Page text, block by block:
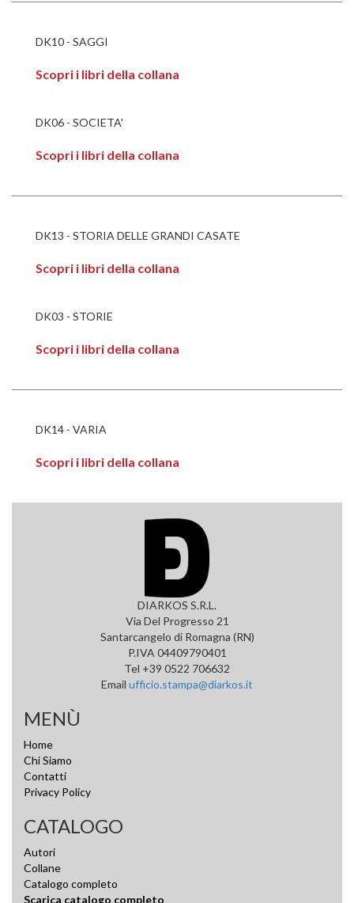
DK10 - SAGGI
Scopri i libri della collana
DK06 - SOCIETA'
Scopri i libri della collana
DK13 - STORIA DELLE GRANDI CASATE
Scopri i libri della collana
DK03 - STORIE
Scopri i libri della collana
DK14 - VARIA
Scopri i libri della collana
DIARKOS S.R.L.
Via Del Progresso 21
Santarcangelo di Romagna (RN)
P.IVA 04409790401
Tel +39 0522 706632
Email ufficio.stampa@diarkos.it
MENÙ
Home
Chi Siamo
Contatti
Privacy Policy
CATALOGO
Autori
Collane
Catalogo completo
Scarica catalogo completo